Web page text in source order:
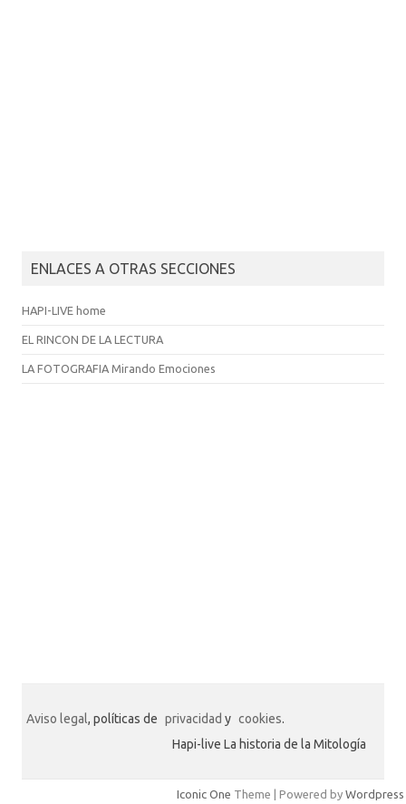
ENLACES A OTRAS SECCIONES
HAPI-LIVE home
EL RINCON DE LA LECTURA
LA FOTOGRAFIA Mirando Emociones
Aviso legal, políticas de privacidad y cookies.
Hapi-live La historia de la Mitología
Iconic One Theme | Powered by Wordpress